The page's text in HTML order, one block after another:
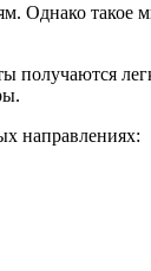
Однако такое
получаются
направлениях: